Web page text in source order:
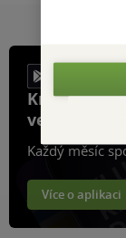
Knihy,
ve vaší
Každý měsíc
Více o aplikaci